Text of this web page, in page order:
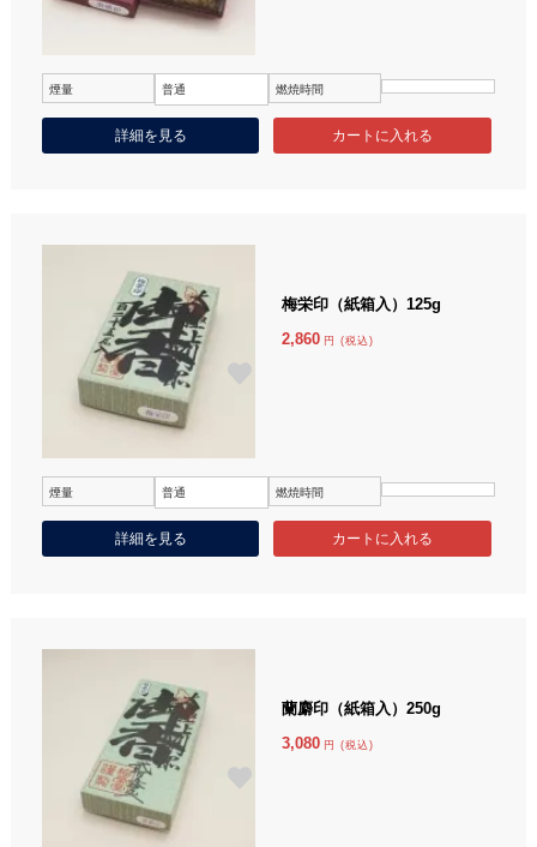
煙量 普通 燃焼時間
詳細を見る
梅栄印（紙箱入）125g
2,860 円 (税込)
煙量 普通 燃焼時間
詳細を見る
蘭麝印（紙箱入）250g
3,080 円 (税込)